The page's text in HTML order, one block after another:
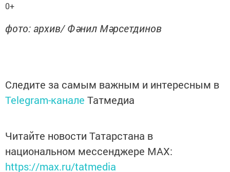
0+
фото: архив/ Фәнил Мәрсетдинов
Следите за самым важным и интересным в
Telegram-канале Татмедиа
Читайте новости Татарстана в
национальном мессенджере MАХ:
https://max.ru/tatmedia